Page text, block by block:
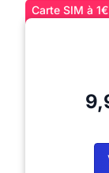
Carte SIM à 1€